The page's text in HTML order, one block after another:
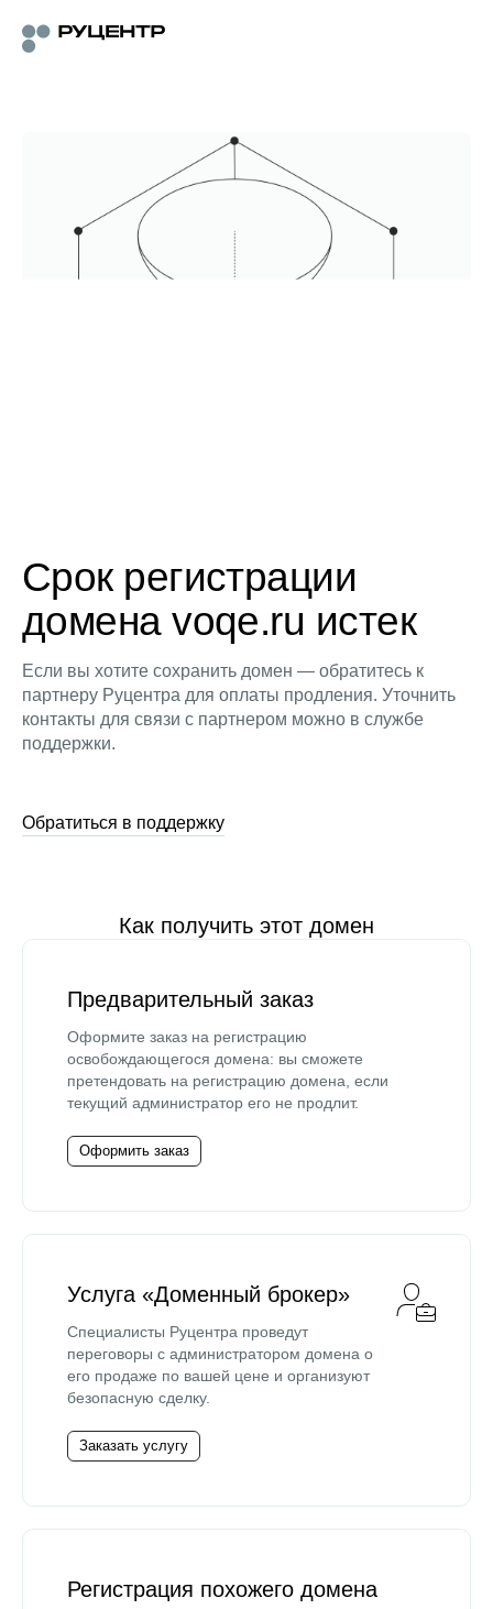
Срок регистрации
домена voqe.ru истек
Если вы хотите сохранить домен — обратитесь к
партнеру Руцентра для оплаты продления. Уточнить
контакты для связи с партнером можно в службе
поддержки.
Обратиться в поддержку
Как получить этот домен
Предварительный заказ
Оформите заказ на регистрацию
освобождающегося домена: вы сможете
претендовать на регистрацию домена, если
текущий администратор его не продлит.
Оформить заказ
Услуга «Доменный брокер»
Специалисты Руцентра проведут
переговоры с администратором домена о
его продаже по вашей цене и организуют
безопасную сделку.
Заказать услугу
Регистрация похожего домена